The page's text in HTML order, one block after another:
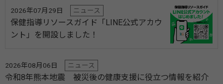
2026年07月29日 ニュース
保健指導リソースガイド「LINE公式アカウ
ント」を開設しました！
2026年08月06日 ニュース
令和8年熊本地震 被災後の健康支援に役立つ情報を紹介